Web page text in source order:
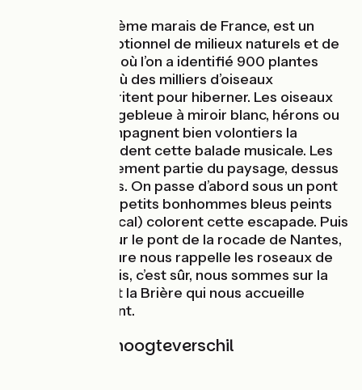
La Brière, deuxième marais de France, est un
ensemble exceptionnel de milieux naturels et de
zones humides, où l’on a identifié 900 plantes
différentes et où des milliers d’oiseaux
aquatiques s’abritent pour hiberner. Les oiseaux
migrateurs, gorgebleue à miroir blanc, hérons ou
spatules, accompagnent bien volontiers la
Vélidéale et rendent cette balade musicale. Les
ponts font également partie du paysage, dessus
comme dessous. On passe d’abord sous un pont
dont les Oides (petits bonhommes bleus peints
par un artiste local) colorent cette escapade. Puis
nous passons sur le pont de la rocade de Nantes,
dont l’architecture nous rappelle les roseaux de
Brière. Cette fois, c’est sûr, nous sommes sur la
bonne route… et la Brière qui nous accueille
chaleureusement.
Hellingen en hoogteverschil